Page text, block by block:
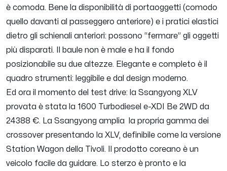
è comoda. Bene la disponibilità di portaoggetti (comodo
quello davanti al passeggero anteriore) e i pratici elastici
dietro gli schienali anteriori: possono “fermare” gli oggetti
più disparati. Il baule non è male e ha il fondo
posizionabile su due altezze. Elegante e completo è il
quadro strumenti: leggibile e dal design moderno.
Ed ora il momento del test drive: la Ssangyong XLV
provata è stata la 1600 Turbodiesel e-XDI Be 2WD da
24388 €. La Ssangyong amplia la propria gamma dei
crossover presentando la XLV, definibile come la versione
Station Wagon della Tivoli. Il prodotto coreano è un
veicolo facile da guidare. Lo sterzo è pronto e la